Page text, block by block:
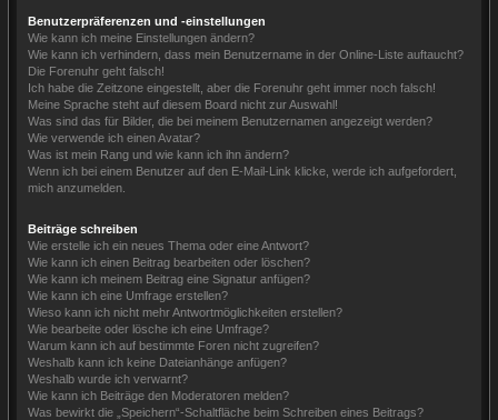
Benutzerpräferenzen und -einstellungen
Wie kann ich meine Einstellungen ändern?
Wie kann ich verhindern, dass mein Benutzername in der Online-Liste auftaucht?
Die Forenuhr geht falsch!
Ich habe die Zeitzone eingestellt, aber die Forenuhr geht immer noch falsch!
Meine Sprache steht auf diesem Board nicht zur Auswahl!
Was sind das für Bilder, die bei meinem Benutzernamen angezeigt werden?
Wie verwende ich einen Avatar?
Was ist mein Rang und wie kann ich ihn ändern?
Wenn ich bei einem Benutzer auf den E-Mail-Link klicke, werde ich aufgefordert,
mich anzumelden.
Beiträge schreiben
Wie erstelle ich ein neues Thema oder eine Antwort?
Wie kann ich einen Beitrag bearbeiten oder löschen?
Wie kann ich meinem Beitrag eine Signatur anfügen?
Wie kann ich eine Umfrage erstellen?
Wieso kann ich nicht mehr Antwortmöglichkeiten erstellen?
Wie bearbeite oder lösche ich eine Umfrage?
Warum kann ich auf bestimmte Foren nicht zugreifen?
Weshalb kann ich keine Dateianhänge anfügen?
Weshalb wurde ich verwarnt?
Wie kann ich Beiträge den Moderatoren melden?
Was bewirkt die „Speichern“-Schaltfläche beim Schreiben eines Beitrags?